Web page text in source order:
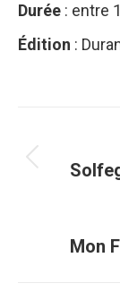
Durée : entre
Édition :
de
Mon